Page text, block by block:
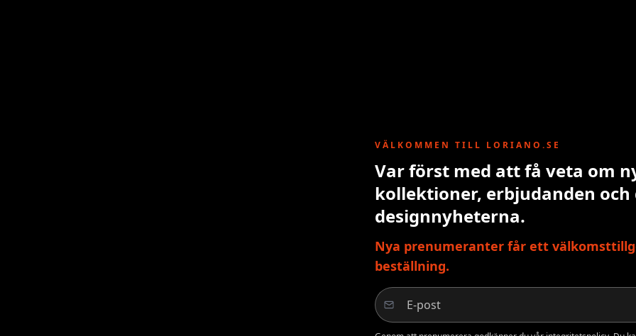
VÄLKOMMEN TILL LORIANO.SE
Var först med att få veta om
kollektioner, erbjudanden och
designnyheterna.
Nya prenumeranter får ett
beställning.